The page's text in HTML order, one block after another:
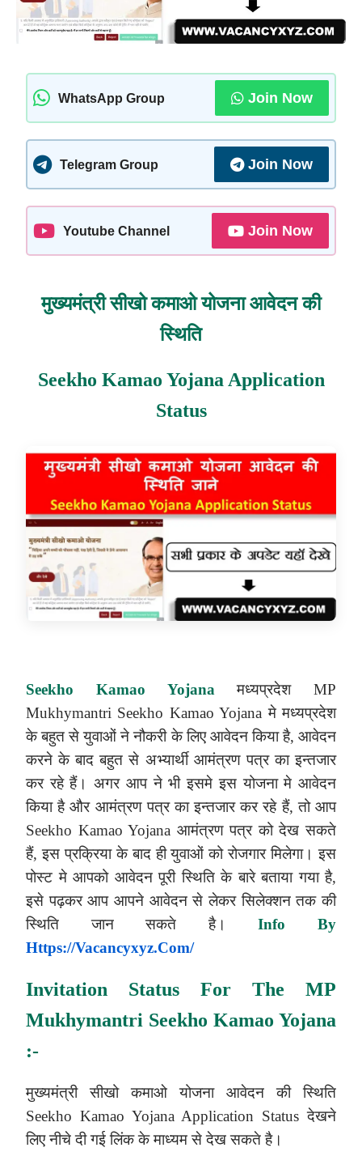
WhatsApp Group Join Now
Telegram Group Join Now
Youtube Channel Join Now
मुख्यमंत्री सीखो कमाओ योजना आवेदन की
स्थिति
Seekho Kamao Yojana Application
Status
Seekho Kamao Yojanaमध्यप्रदेश MP
Mukhymantri Seekho Kamao Yojana मे मध्यप्रदेश
के बहुत से युवाओं ने नौकरी के लिए आवेदन किया है, आवेदन
करने के बाद बहुत से अभ्यार्थी आमंत्रण पत्र का इन्तजार
कर रहे हैं। अगर आप ने भी इसमे इस योजना मे आवेदन
किया है और आमंत्रण पत्र का इन्तजार कर रहे हैं, तो आप
Seekho Kamao Yojana आमंत्रण पत्र को देख सकते
हैं, इस प्रक्रिया के बाद ही युवाओं को रोजगार मिलेगा। इस
पोस्ट मे आपको आवेदन पूरी स्थिति के बारे बताया गया है,
इसे पढ़कर आप आपने आवेदन से लेकर सिलेक्शन तक की
स्थिति जान सकते है।
Info By
Https://vacancyxyz.com/
Invitation Status For The MP
Mukhymantri Seekho Kamao Yojana
:-
मुख्यमंत्री सीखो कमाओ योजना आवेदन की स्थिति
Seekho Kamao Yojana Application Status देखने
लिए नीचे दी गई लिंक के माध्यम से देख सकते है।